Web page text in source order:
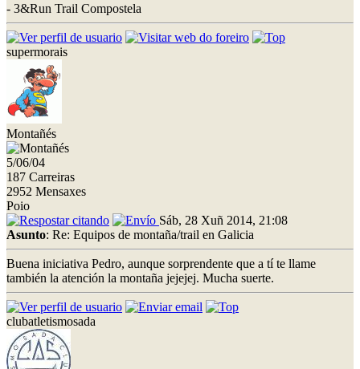
- 3&Run Trail Compostela
supermorais
Montañés
5/06/04
187 Carreiras
2952 Mensaxes
Poio
Sáb, 28 Xuñ 2014, 21:08
Asunto: Re: Equipos de montaña/trail en Galicia
Buena iniciativa Pedro, aunque sorprendente que a tí te llame
también la atención la montaña jejejej. Mucha suerte.
clubatletismosada